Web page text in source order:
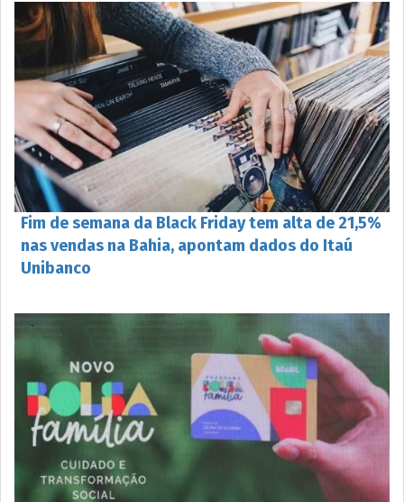
Fim de semana da Black Friday tem alta de 21,5%
nas vendas na Bahia, apontam dados do Itaú
Unibanco